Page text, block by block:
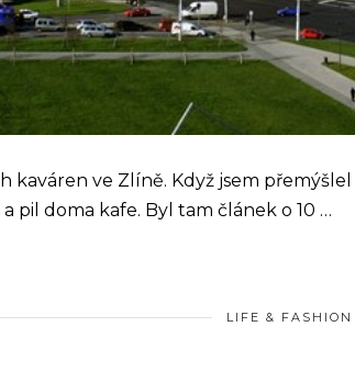
kaváren ve Zlíně. Když jsem
pil doma kafe. Byl tam článek o 10 …
LIFE & FASHION